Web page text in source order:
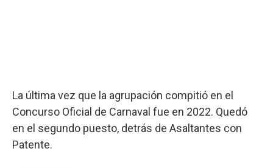
La última vez que la agrupación compitió en el
Concurso Oficial de Carnaval fue en 2022. Quedó
en el segundo puesto, detrás de Asaltantes con
Patente.